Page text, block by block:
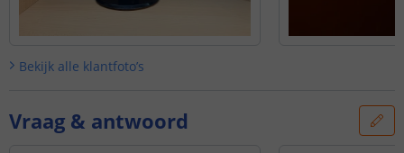
Bekijk alle klantfoto’s
Vraag & antwoord